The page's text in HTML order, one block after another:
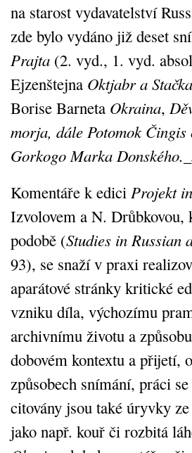
na starost vydavatelství
zde bylo vydáno již deset
Prajta (2. vyd., 1. vyd.
Ejzenštejna Oktjabr a Stačka
Borise Barneta Okraina,
morja, dále Potomok Čingis
Gorkogo Marka
Komentáře k edici Projekt
Izvolovem a N. Drůbkovou,
podobě (Studies in Russian
93), se snaží v praxi
aparátové stránky kritické
vzniku díla, výchozímu
archivnímu životu a
dobovém kontextu a přijetí,
způsobech snímání, práci
citovány jsou také úryvky
jako např. kouř či rozbitá